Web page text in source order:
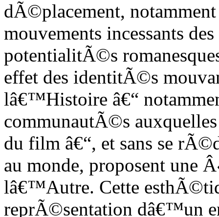
dÃ©placement,
mouvements incessants
potentialitÃ©s
effet des identitÃ©s
lâ€™Histoire â€“
communautÃ©s
du film â€“, et sans se
au monde, proposent une
lâ€™Autre. Cette
reprÃ©sentation dâ€™un